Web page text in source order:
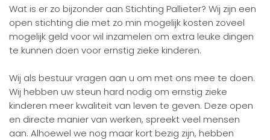
Wat is er zo bijzonder aan Stichting Pallieter? Wij zijn een
open stichting die met zo min mogelijk kosten zoveel
mogelijk geld voor wil inzamelen om extra leuke dingen
te kunnen doen voor ernstig zieke kinderen.
Wij als bestuur vragen aan u om met ons mee te doen.
Wij hebben uw steun hard nodig om ernstig zieke
kinderen meer kwaliteit van leven te geven. Deze open
en directe manier van werken, spreekt veel mensen
aan. Alhoewel we nog maar kort bezig zijn, hebben